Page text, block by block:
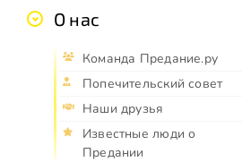
О нас
Команда Предание.ру
Попечительский совет
Наши друзья
Известные люди о
Предании